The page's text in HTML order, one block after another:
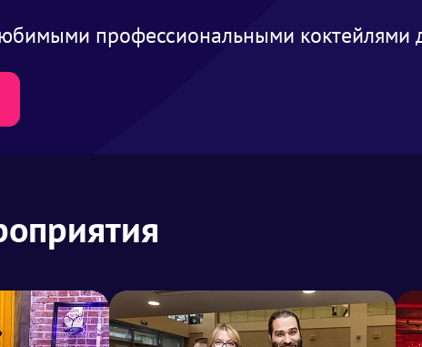
профессиональными коктейлями